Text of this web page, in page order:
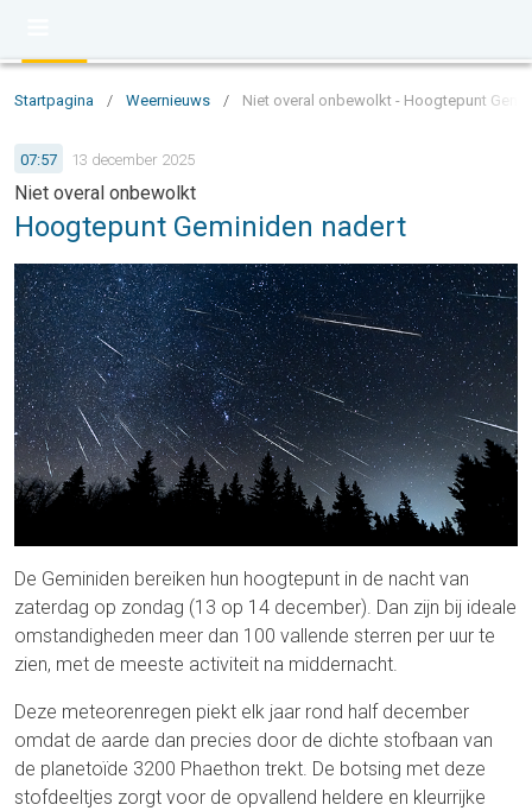
Startpagina / Weernieuws / Niet overal onbewolkt - Hoogtepunt
07:57 13 december 2025
Niet overal onbewolkt
Hoogtepunt Geminiden nadert
De Geminiden bereiken hun hoogtepunt in de nacht van
zaterdag op zondag (13 op 14 december). Dan zijn bij ideale
omstandigheden meer dan 100 vallende sterren per uur te
zien, met de meeste activiteit na middernacht.
Deze meteorenregen piekt elk jaar rond half december
omdat de aarde dan precies door de dichte stofbaan van
de planetoïde 3200 Phaethon trekt. De botsing met deze
stofdeeltjes zorgt voor de opvallend heldere en kleurrijke